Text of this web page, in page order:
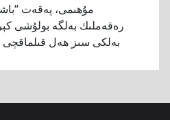
مۇھىمى، پەقەت
رەقەملىك بەلگە بولۇشى
بەلكى سىز ھەل قىلماقچى